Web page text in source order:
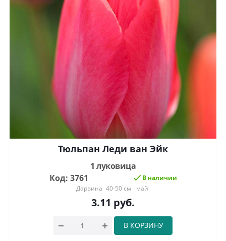
Тюльпан Леди ван Эйк
1 луковица
Код: 3761
В наличии
Дарвина 40-50 см май
3.11 руб.
В КОРЗИНУ